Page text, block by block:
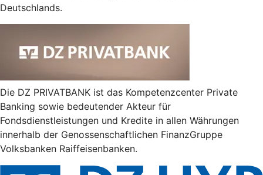
Deutschlands.
Die DZ PRIVATBANK ist das Kompetenzcenter Private
Banking sowie bedeutender Akteur für
Fondsdienstleistungen und Kredite in allen Währungen
innerhalb der Genossenschaftlichen FinanzGruppe
Volksbanken Raiffeisenbanken.